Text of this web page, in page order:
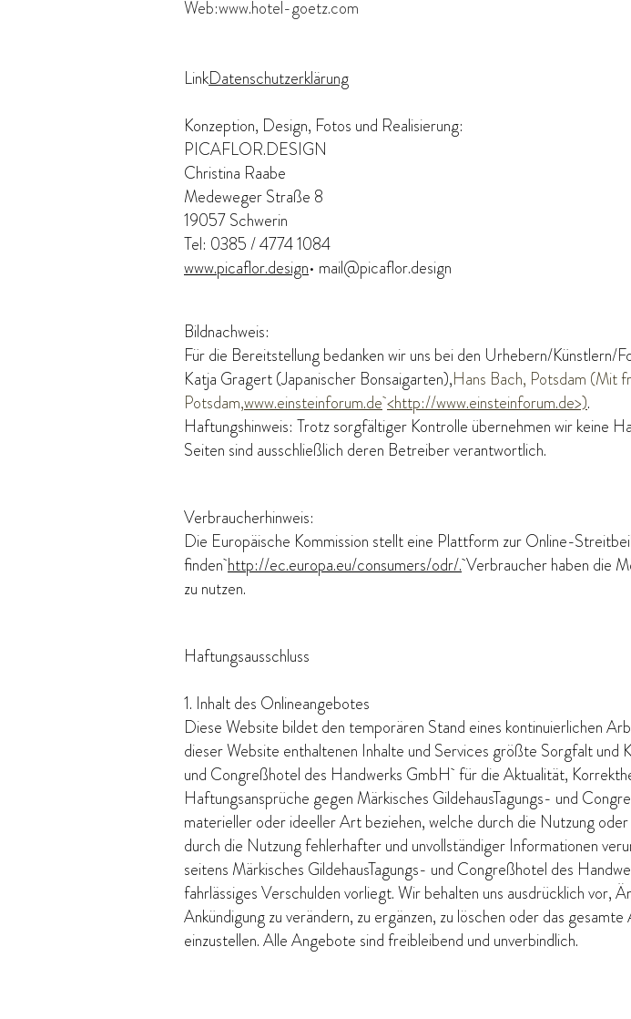
Web:www.hotel-goetz.com
​​LinkDatenschutzerklärung
​Konzeption, Design, Fotos und Realisierung:
PICAFLOR.DESIGN
​Christina Raabe
Medeweger Straße 8
19057 Schwerin
Tel: 0385 / 4774 1084
www.picaflor.design• mail@picaflor.design
Bildnachweis:
Für die Bereitstellung bedanken wir uns bei den Urhebern/
Katja Gragert (Japanischer Bonsaigarten),Hans Bach, Potsdam (Mit
Potsdam,www.einsteinforum.de <http://www.einsteinforum.de>).
Haftungshinweis: Trotz sorgfältiger Kontrolle übernehmen wir keine
Seiten sind ausschließlich deren Betreiber verantwortlich.
Verbraucherhinweis:
Die Europäische Kommission stellt eine Plattform zur Online-
findenhttp://ec.europa.eu/consumers/odr/.Verbraucher haben die
zu nutzen.
Haftungsausschluss
1. Inhalt des Onlineangebotes
Diese Website bildet den temporären Stand eines kontinuierlichen
dieser Website enthaltenen Inhalte und Services größte Sorgfalt und
und Congreßhotel des Handwerks GmbH für die Aktualität,
Haftungsansprüche gegen Märkisches GildehausTagungs- und
materieller oder ideeller Art beziehen, welche durch die Nutzung
durch die Nutzung fehlerhafter und unvollständiger Informationen
seitens Märkisches GildehausTagungs- und Congreßhotel des
fahrlässiges Verschulden vorliegt. Wir behalten uns ausdrücklich vor,
Ankündigung zu verändern, zu ergänzen, zu löschen oder das
einzustellen. Alle Angebote sind freibleibend und unverbindlich.